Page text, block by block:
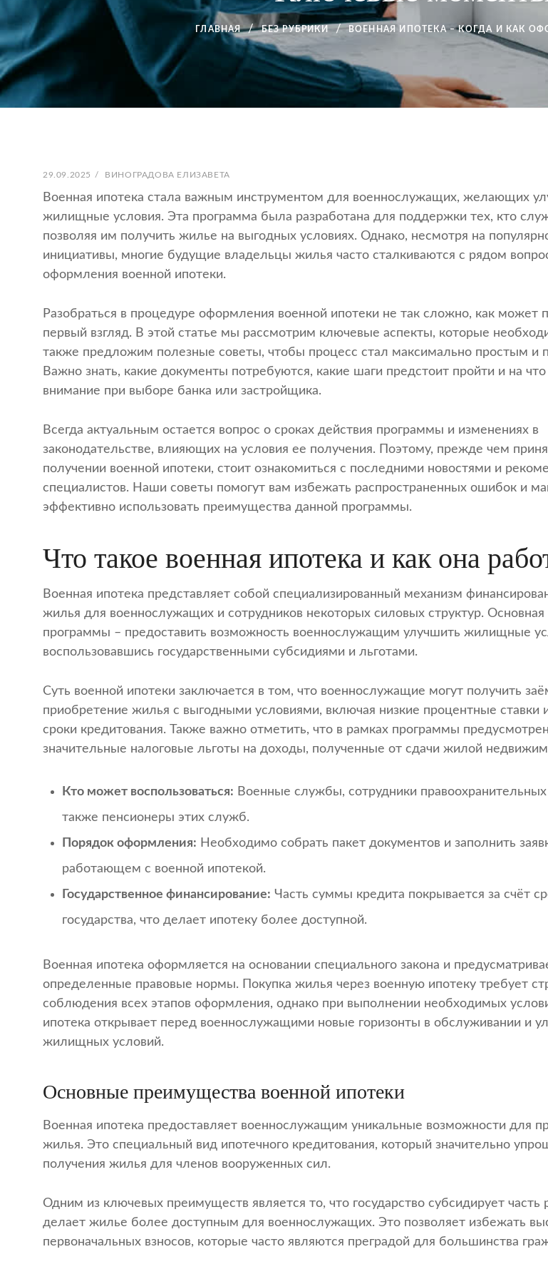
ГЛАВНАЯ БЕЗ РУБРИКИ ВОЕННАЯ ИПОТЕКА – КОГДА И КАК
ОПУБЛИКОВАНО
29.09.2025 / АВТОР:
ВИНОГРАДОВА ЕЛИЗАВЕТА
Военная ипотека стала важным инструментом для военнослужащих, желающих
жилищные условия. Эта программа была разработана для поддержки тех, кто
позволяя им получить жилье на выгодных условиях. Однако, несмотря на
инициативы, многие будущие владельцы жилья часто сталкиваются с рядом
оформления военной ипотеки.
Разобраться в процедуре оформления военной ипотеки не так сложно, как может
первый взгляд. В этой статье мы рассмотрим ключевые аспекты, которые
также предложим полезные советы, чтобы процесс стал максимально простым и
Важно знать, какие документы потребуются, какие шаги предстоит пройти и на
внимание при выборе банка или застройщика.
Всегда актуальным остается вопрос о сроках действия программы и изменениях в
законодательстве, влияющих на условия ее получения. Поэтому, прежде чем
получении военной ипотеки, стоит ознакомиться с последними новостями и
специалистов. Наши советы помогут вам избежать распространенных ошибок и
эффективно использовать преимущества данной программы.
Что такое военная ипотека и как она
Военная ипотека представляет собой специализированный механизм
жилья для военнослужащих и сотрудников некоторых силовых структур. Основная
программы – предоставить возможность военнослужащим улучшить жилищные
воспользовавшись государственными субсидиями и льготами.
Суть военной ипотеки заключается в том, что военнослужащие могут получить
приобретение жилья с выгодными условиями, включая низкие процентные ставки
сроки кредитования. Также важно отметить, что в рамках программы
значительные налоговые льготы на доходы, полученные от сдачи жилой
Кто может воспользоваться: Военные службы, сотрудники правоохранительных
также пенсионеры этих служб.
Порядок оформления: Необходимо собрать пакет документов и заполнить
работающем с военной ипотекой.
Государственное финансирование: Часть суммы кредита покрывается за счёт
государства, что делает ипотеку более доступной.
Военная ипотека оформляется на основании специального закона и
определенные правовые нормы. Покупка жилья через военную ипотеку требует
соблюдения всех этапов оформления, однако при выполнении необходимых
ипотека открывает перед военнослужащими новые горизонты в обслуживании и
жилищных условий.
Основные преимущества военной ипотеки
Военная ипотека предоставляет военнослужащим уникальные возможности для
жилья. Это специальный вид ипотечного кредитования, который значительно
получения жилья для членов вооруженных сил.
Одним из ключевых преимуществ является то, что государство субсидирует часть
делает жилье более доступным для военнослужащих. Это позволяет избежать
первоначальных взносов, которые часто являются преградой для большинства